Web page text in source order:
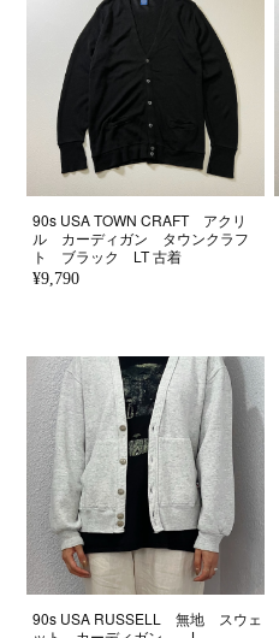
90s USA TOWN CRAFT アクリ
ル カーディガン タウンクラフ
ト ブラック LT 古着
¥9,790
90s USA RUSSELL 無地 スウェ